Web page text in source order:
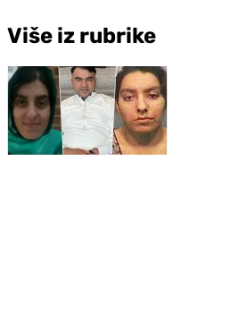
Više iz rubrike